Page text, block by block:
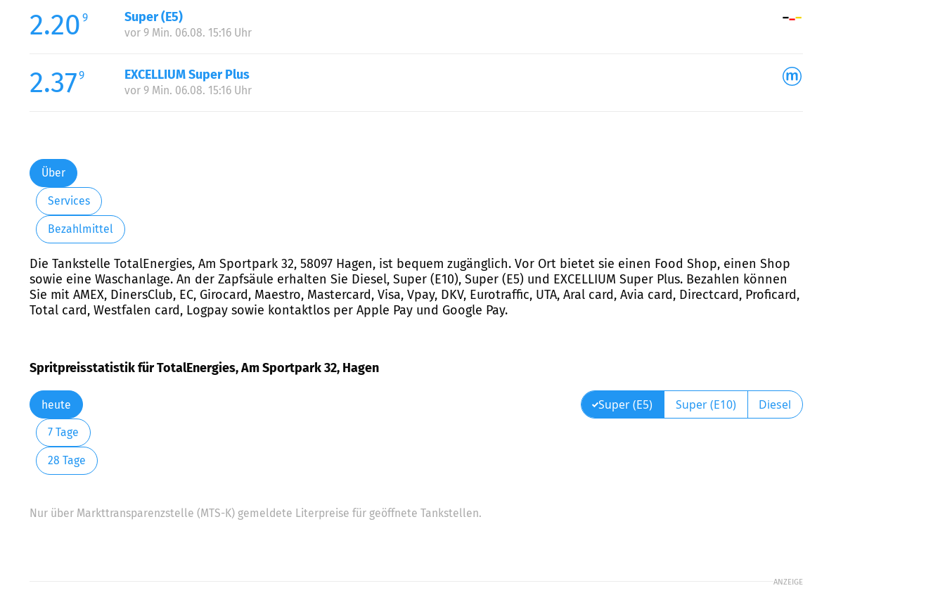
2.20 9 Super (E5)
vor 9 Min. 06.08. 15:16 Uhr
2.379 EXCELLIUM Super Plus
vor 9 Min. 06.08. 15:16 Uhr
Über
Services
Bezahlmittel
Die Tankstelle TotalEnergies, Am Sportpark 32, 58097 Hagen, ist bequem zugänglich. Vor Ort bietet sie einen Food Shop, einen Shop
sowie eine Waschanlage. An der Zapfsäule erhalten Sie Diesel, Super (E10), Super (E5) und EXCELLIUM Super Plus. Bezahlen können
Sie mit AMEX, DinersClub, EC, Girocard, Maestro, Mastercard, Visa, Vpay, DKV, Eurotraffic, UTA, Aral card, Avia card, Directcard, Proficard,
Total card, Westfalen card, Logpay sowie kontaktlos per Apple Pay und Google Pay.
Spritpreisstatistik für TotalEnergies, Am Sportpark 32, Hagen
heute
7 Tage
28 Tage
Super (E5) Super (E10) Diesel
Nur über Markttransparenzstelle (MTS-K) gemeldete Literpreise für geöffnete Tankstellen.
ANZEIGE